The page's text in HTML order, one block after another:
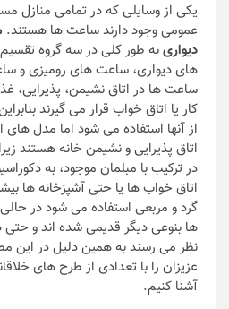
یکی از وسایلی که در تمامی منازل
عمومی وجود دارند ساعت ها هستند.
دیواریبه طور کلی در سه گروه
های دیواری، ساعت های رومیزی و
ساعت ها در اتاق نشیمن، پذیرایی،
کار یا اتاق خواب قرار می گیرند
از آنها استفاده می شود اما مدل های
اتاق پذیرایی و نشیمن خانه هستند
در ترکیب با مبلمان موجود، به
اتاق خواب ها یا حتی آشپزخانه ها
گرد و مربعی استفاده می شود در
ها بنوعی دیگر قدیمی شده اند و
نظر می رسند به همین دلیل در این
عزیزان را با تعدادی از طرح های
آشنا کنیم.